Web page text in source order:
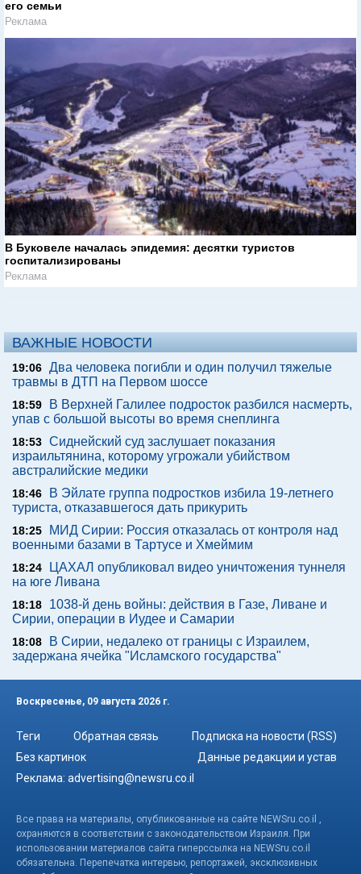
его семьи
Реклама
В Буковеле началась эпидемия: десятки туристов
госпитализированы
Реклама
ВАЖНЫЕ НОВОСТИ
19:06 Два человека погибли и один получил тяжелые
травмы в ДТП на Первом шоссе
18:59
В Верхней Галилее подросток разбился насмерть,
упав с большой высоты во время снеплинга
18:53 Сиднейский суд заслушает показания
израильтянина, которому угрожали убийством
австралийские медики
18:46
В Эйлате группа подростков избила 19-летнего
туриста, отказавшегося дать прикурить
18:25
МИД Сирии: Россия отказалась от контроля над
военными базами в Тартусе и Хмеймим
18:24
ЦАХАЛ опубликовал видео уничтожения туннеля
на юге Ливана
18:18
1038-й день войны: действия в Газе, Ливане и
Сирии, операции в Иудее и Самарии
18:08
В Сирии, недалеко от границы с Израилем,
задержана ячейка "Исламского государства"
Воскресенье, 09 августа 2026 г.
Теги Обратная связь
Подписка на новости (RSS)
Без картинок
Данные редакции и устав
Реклама: advertising@newsru.co.il
Все права на материалы, опубликованные на сайте NEWSru.co.il ,
охраняются в соответствии с законодательством Израиля. При
использовании материалов сайта гиперссылка на NEWSru.co.il
обязательна. Перепечатка интервью, репортажей, эксклюзивных